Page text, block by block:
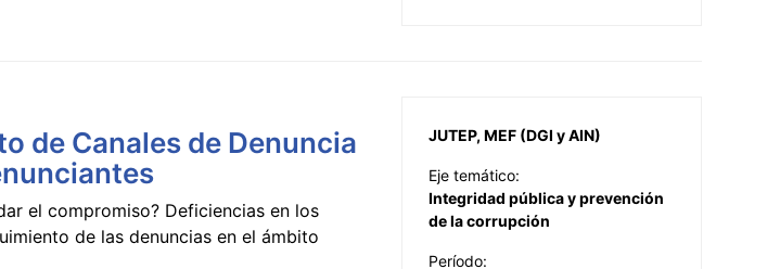
de Canales de Denuncia
el compromiso? Deficiencias en los
de las denuncias en el ámbito
JUTEP, MEF (DGI y AIN)
Eje temático:
Integridad pública y prevención
de la corrupción
Período: